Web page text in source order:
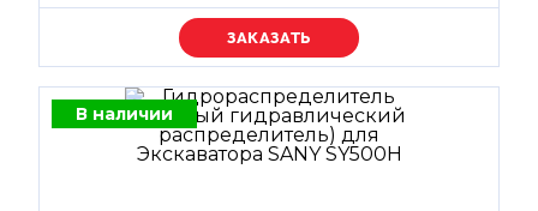
Уточняйте цену
В наличии